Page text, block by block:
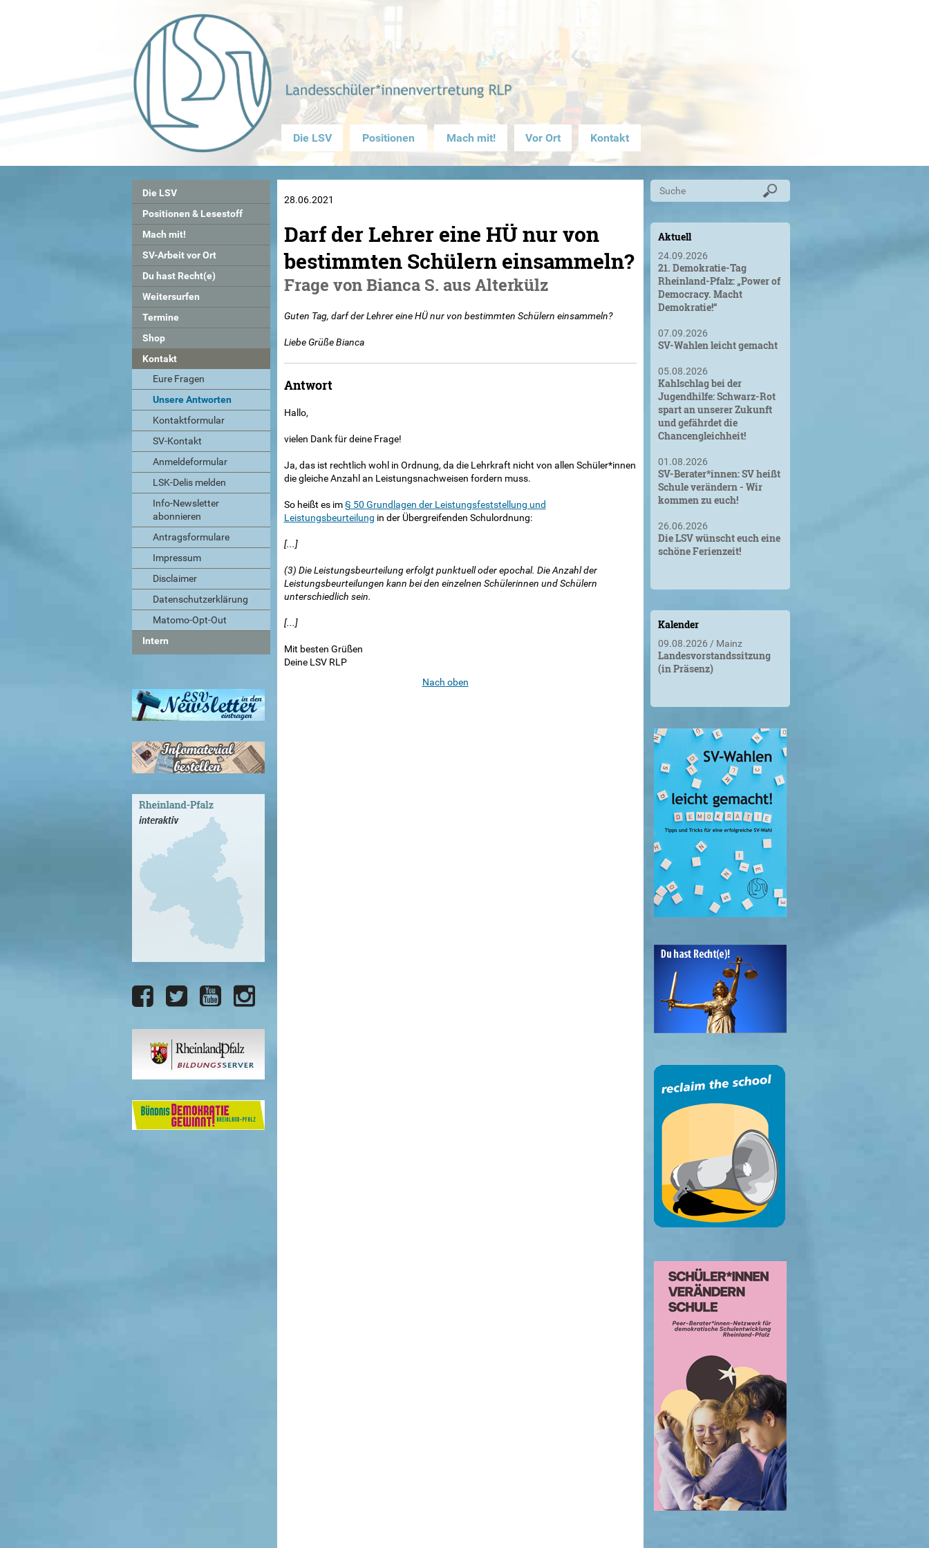
Die LSV Positionen Mach mit! Vor Ort Kontakt
Die LSV
Positionen & Lesestoff
Mach mit!
SV-Arbeit vor Ort
Du hast Recht(e)
Weitersurfen
Termine
Shop
Kontakt
Eure Fragen
Unsere Antworten
Kontaktformular
SV-Kontakt
Anmeldeformular
LSK-Delis melden
Info-Newsletter
abonnieren
Antragsformulare
Impressum
Disclaimer
Datenschutzerklärung
Matomo-Opt-Out
Intern
28.06.2021
Darf der Lehrer eine HÜ nur von
bestimmten Schülern einsammeln?
Frage von Bianca S. aus Alterkülz
Guten Tag, darf der Lehrer eine HÜ nur von bestimmten Schülern einsammeln?
Liebe Grüße Bianca
Antwort
Hallo,
vielen Dank für deine Frage!
Ja, das ist rechtlich wohl in Ordnung, da die Lehrkraft nicht von allen Schüler*innen
die gleiche Anzahl an Leistungsnachweisen fordern muss.
So heißt es im§ 50 Grundlagen der Leistungsfeststellung und
Leistungsbeurteilung in der Übergreifenden Schulordnung:
[...]
(3) Die Leistungsbeurteilung erfolgt punktuell oder epochal. Die Anzahl der
Leistungsbeurteilungen kann bei den einzelnen Schülerinnen und Schülern
unterschiedlich sein.
[...]
Mit besten Grüßen
Deine LSV RLP
Nach oben
Aktuell
24.09.2026
21. Demokratie-Tag
Rheinland-Pfalz: „Power of
Democracy. Macht
Demokratie!“
07.09.2026
SV-Wahlen leicht gemacht
05.08.2026
Kahlschlag bei der
Jugendhilfe: Schwarz-Rot
spart an unserer Zukunft
und gefährdet die
Chancengleichheit!
01.08.2026
SV-Berater*innen: SV heißt
Schule verändern - Wir
kommen zu euch!
26.06.2026
Die LSV wünscht euch eine
schöne Ferienzeit!
Kalender
09.08.2026 Mainz
Landesvorstandssitzung
(in Präsenz)